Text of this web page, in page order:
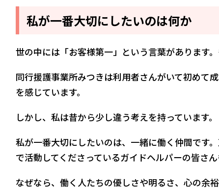
私が一番大切にしたいのは何か
世の中には「お客様第一」という言葉があります
同行援護事業所みつきは利用者さんがいて初めて
を感じています。
しかし、私は昔から少し違う考えを持っています。
私が一番大切にしたいのは、一緒に働く仲間です
で活動してくださっているガイドヘルパーの皆さん
なぜなら、働く人たちの優しさや明るさ、心の余